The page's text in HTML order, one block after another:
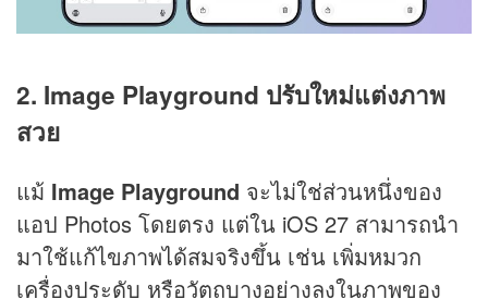
2. Image Playground ปรับใหม่แต่งภาพ
สวย
แม้ Image Playground จะไม่ใช่ส่วนหนึ่งของ
แอป Photos โดยตรง แต่ใน iOS 27 สามารถนำ
มาใช้แก้ไขภาพได้สมจริงขึ้น เช่น เพิ่มหมวก
เครื่องประดับ หรือวัตถุบางอย่างลงในภาพของ